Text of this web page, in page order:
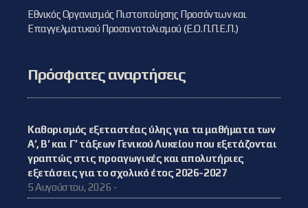
Εθνικός Οργανισμός Πιστοποίησης Προσόντων και
Επαγγελματικού Προσανατολισμού (Ε.Ο.Π.Π.Ε.Π.)
Πρόσφατες αναρτήσεις
Καθορισμός εξεταστέας ύλης για τα μαθήματα των
Α’, Β’ και Γ’ τάξεων Γενικού Λυκείου που εξετάζονται
γραπτώς στις προαγωγικές και απολυτήριες
εξετάσεις για το σχολικό έτος 2026-2027
5 Αυγούστου, 2026 -